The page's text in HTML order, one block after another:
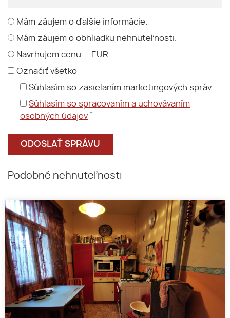
Mám záujem o ďalšie informácie.
Mám záujem o obhliadku nehnuteľnosti.
Navrhujem cenu ... EUR.
Označiť všetko
Súhlasím so zasielaním marketingových správ
Súhlasím so spracovaním a uchovávaním
osobných údajov *
Podobné nehnuteľnosti